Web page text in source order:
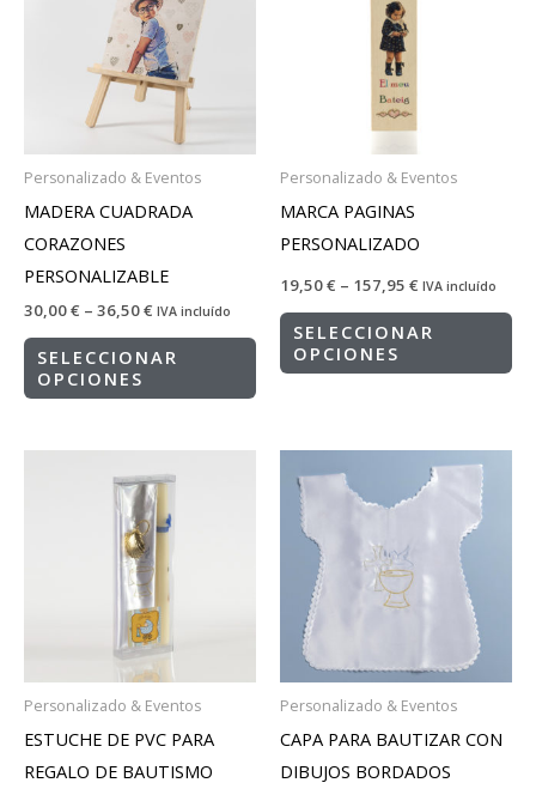
Personalizado & Eventos
MADERA CUADRADA
CORAZONES
PERSONALIZABLE
30,00€ – 36,50€ IVA incluído
SELECCIONAR
OPCIONES
Personalizado & Eventos
MARCA PAGINAS
PERSONALIZADO
19,50€ – 157,95 € IVA incluído
SELECCIONAR
OPCIONES
Personalizado & Eventos
ESTUCHE DE PVC PARA
REGALO DE BAUTISMO
Personalizado & Eventos
CAPA PARA BAUTIZAR CON
DIBUJOS BORDADOS